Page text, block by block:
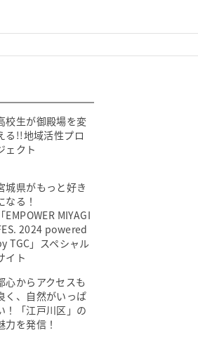
校生が御殿場を変
る!!地域活性プロ
ェクト
城県がもっと好き
なる！
「EMPOWER MIYAGI
2024 powered
TGC」スペシャル
イト
心からアクセスも
く、自然がいっぱ
！「江戸川区」の
力を発信！